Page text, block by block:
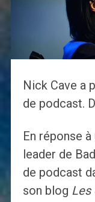
Nick Cave a
de podcast.
En réponse
leader de
de podcast
son blog Les